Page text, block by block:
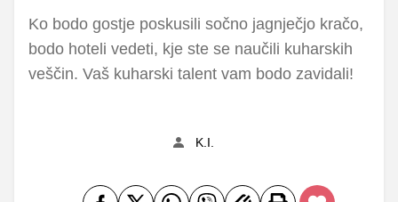
Ko bodo gostje poskusili sočno jagnječjo kračo,
bodo hoteli vedeti, kje ste se naučili kuharskih
veščin. Vaš kuharski talent vam bodo zavidali!
K.I.